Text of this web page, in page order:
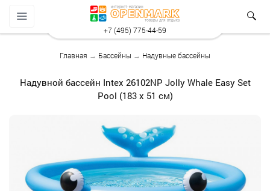
+7 (495) 775-44-59
Главная → Бассейны → Надувные бассейны
Надувной бассейн Intex 26102NP Jolly Whale Easy Set
Pool (183 х 51 см)